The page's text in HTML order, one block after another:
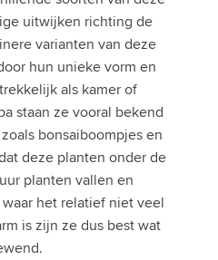
uitwijken richting de
varianten van deze
hun unieke vorm en
als kamer of
staan ze vooral bekend
bonsaiboompjes en
deze planten onder de
planten vallen en
het relatief niet veel
is zijn ze dus best wat